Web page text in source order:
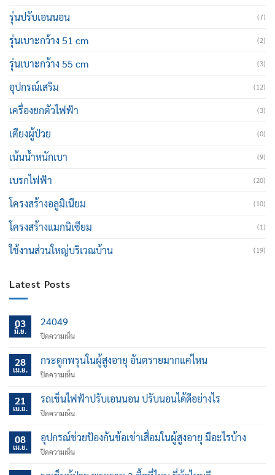
รุ่นปรับเอนนอน (7)
รุ่นเบาะกว้าง 51 cm (2)
รุ่นเบาะกว้าง 55 cm (3)
อุปกรณ์เสริม (12)
เครื่องยกตัวไฟฟ้า (3)
เตียงผู้ป่วย (0)
เน้นน้ำหนักเบา (9)
เบรกไฟฟ้า (20)
โครงสร้างอลูมิเนียม (10)
โครงสร้างแมกนิเซียม (1)
ใช้งานส่วนใหญ่บริเวณบ้าน (19)
Latest Posts
03
มิ.ย.
24049
ปิดความเห็นบน
28
เม.ย.
กระดูกพรุนในผู้สูงอายุ อันตรายมากแค่ไหน
ปิดความเห็นบน
พรุน
ใน
ผู้
อายุ
มาก
21
เม.ย.
รถเข็นไฟฟ้าปรับเอนนอน ปรับนอนได้ดีอย่างไร
ปิดความเห็นบน
เข็น
ไฟฟ้า
ปรับ
08
เม.ย.
อุปกรณ์ช่วยป้องกันข้อเข่าเสื่อมในผู้สูงอายุ มีอะไรบ้าง
ปิดความเห็นบน
ช่วย